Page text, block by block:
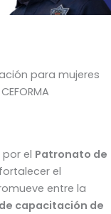
para mujeres
el Patronato de
el
entre la
capacitación de